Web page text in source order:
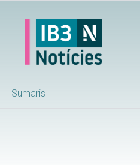
Sumaris